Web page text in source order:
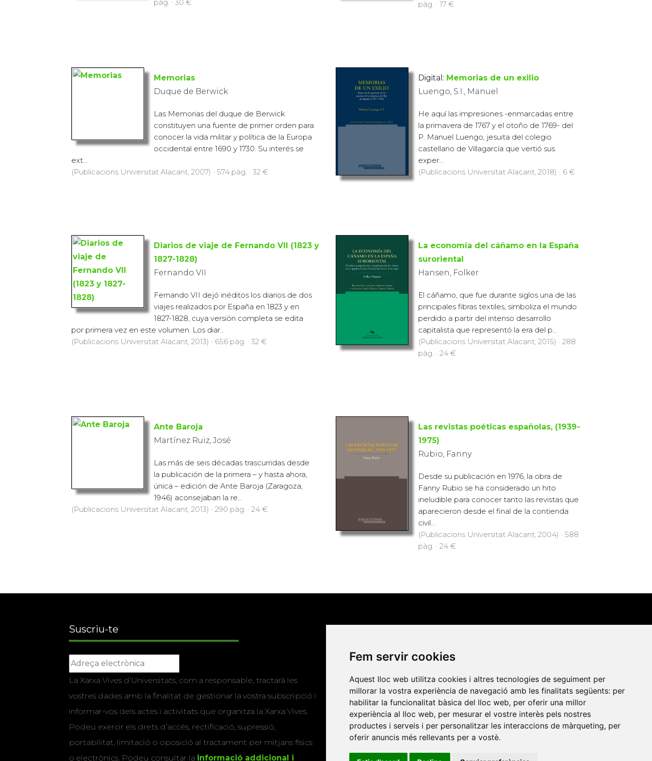
Fem servir cookies
Aquest lloc web utilitza cookies i altres tecnologies de seguiment per
millorar la vostra experiència de navegació amb les finalitats següents: per
habilitar la funcionalitat bàsica del lloc web, per oferir una millor
experiència al lloc web, per mesurar el vostre interès pels nostres
productes i serveis i per personalitzar les interaccions de màrqueting, per
oferir anuncis més rellevants per a vostè.
pàg. · 30 €
pàg. · 17 €
Memorias
Duque de Berwick
Las Memorias del duque de Berwick
constituyen una fuente de primer orden para
conocer la vida militar y política de la Europa
occidental entre 1690 y 1730. Su interés se
ext...
(Publicacions Universitat Alacant, 2007) · 574 pàg. · 32 €
Digital: Memorias de un exilio
Luengo, S.I., Manuel
He aquí las impresiones -enmarcadas entre
la primavera de 1767 y el otoño de 1769- del
P. Manuel Luengo, jesuita del colegio
castellano de Villagarcía que vertió sus
exper...
(Publicacions Universitat Alacant, 2018) · 6 €
Diarios de viaje de Fernando VII (1823 y
1827-1828)
Fernando VII
Fernando VII dejó inéditos los diarios de dos
viajes realizados por España en 1823 y en
1827-1828, cuya versión completa se edita
por primera vez en este volumen. Los diar...
(Publicacions Universitat Alacant, 2013) · 656 pàg. · 32 €
La economía del cáñamo en la España
suroriental
Hansen, Folker
El cáñamo, que fue durante siglos una de las
principales fibras textiles, simboliza el mundo
perdido a partir del intenso desarrollo
capitalista que representó la era del p...
(Publicacions Universitat Alacant, 2015) · 288
pàg. · 24 €
Ante Baroja
Martínez Ruiz, José
Las más de seis décadas trascurridas desde
la publicación de la primera – y hasta ahora,
única – edición de Ante Baroja (Zaragoza,
1946) aconsejaban la re...
(Publicacions Universitat Alacant, 2013) · 290 pàg. · 24 €
Las revistas poéticas españolas, (1939-
1975)
Rubio, Fanny
Desde su publicación en 1976, la obra de
Fanny Rubio se ha considerado un hito
ineludible para conocer tanto las revistas que
aparecieron desde el final de la contienda
civil...
(Publicacions Universitat Alacant, 2004) · 588
pàg. · 24 €
Suscriu-te
La Xarxa Vives d’Universitats, com a responsable, tractarà les
vostres dades amb la finalitat de gestionar la vostra subscripció i
informar-vos dels actes i activitats que organitza la Xarxa Vives.
Podeu exercir els drets d’accés, rectificació, supressió,
portabilitat, limitació o oposició al tractament per mitjans físics
o electrònics. Podeu consultar la informació addicional i
Enllaços
Programa de
publicacions
Editorials universitàries a
Twitter
Contacte
Edifici Àgora
Universitat Jaume I, local 10
Av. de Vicent Sos Baynat, s/n
12071 Castelló de la Plana
e-buc@vives.org